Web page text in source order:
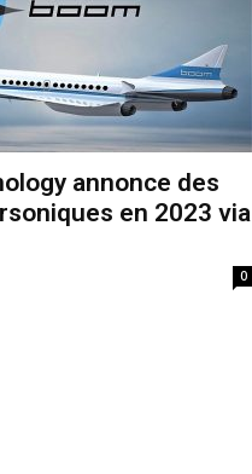
annonce des
en 2023 via
0